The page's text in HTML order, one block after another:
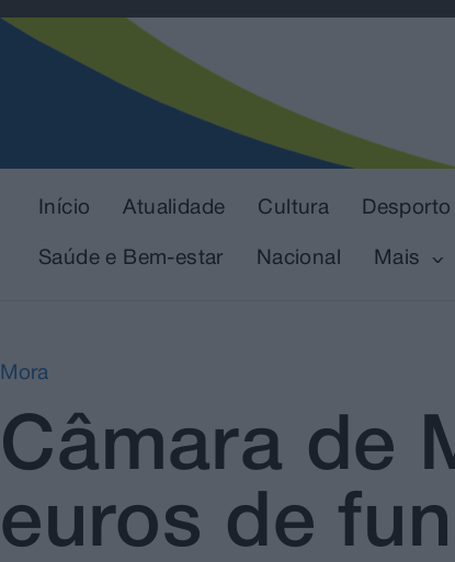
Início Atualidade Cultura Desporto
Saúde e Bem-estar Nacional Mais
Mora
Câmara de
euros de